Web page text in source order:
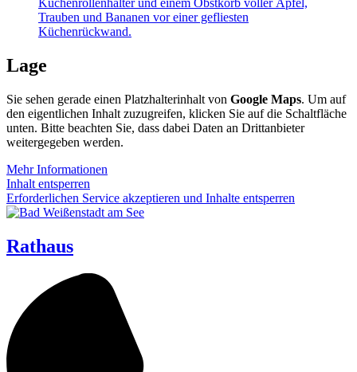
Lage
Sie sehen gerade einen Platzhalterinhalt von Google Maps. Um auf
den eigentlichen Inhalt zuzugreifen, klicken Sie auf die Schaltfläche
unten. Bitte beachten Sie, dass dabei Daten an Drittanbieter
weitergegeben werden.
Mehr Informationen
Inhalt entsperren
Erforderlichen Service akzeptieren und Inhalte entsperren
Rathaus